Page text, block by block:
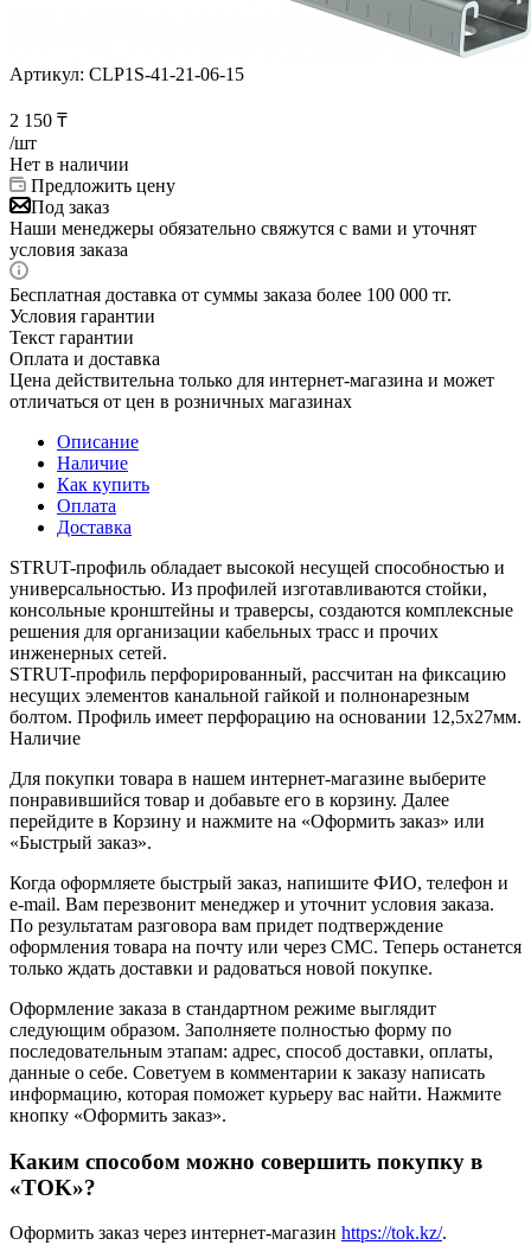
Артикул: CLP1S-41-21-06-15
2 150 ₸
/шт
Нет в наличии
Предложить цену
Под заказ
Наши менеджеры обязательно свяжутся с вами и уточнят
условия заказа
Бесплатная доставка от суммы заказа более 100 000 тг.
Условия гарантии
Текст гарантии
Оплата и доставка
Цена действительна только для интернет-магазина и может
отличаться от цен в розничных магазинах
Описание
Наличие
Как купить
Оплата
Доставка
STRUT-профиль обладает высокой несущей способностью и
универсальностью. Из профилей изготавливаются стойки,
консольные кронштейны и траверсы, создаются комплексные
решения для организации кабельных трасс и прочих
инженерных сетей.
STRUT-профиль перфорированный, рассчитан на фиксацию
несущих элементов канальной гайкой и полнонарезным
болтом. Профиль имеет перфорацию на основании 12,5х27мм.
Наличие
Для покупки товара в нашем интернет-магазине выберите
понравившийся товар и добавьте его в корзину. Далее
перейдите в Корзину и нажмите на «Оформить заказ» или
«Быстрый заказ».
Когда оформляете быстрый заказ, напишите ФИО, телефон и
e-mail. Вам перезвонит менеджер и уточнит условия заказа.
По результатам разговора вам придет подтверждение
оформления товара на почту или через СМС. Теперь останется
только ждать доставки и радоваться новой покупке.
Оформление заказа в стандартном режиме выглядит
следующим образом. Заполняете полностью форму по
последовательным этапам: адрес, способ доставки, оплаты,
данные о себе. Советуем в комментарии к заказу написать
информацию, которая поможет курьеру вас найти. Нажмите
кнопку «Оформить заказ».
Каким способом можно совершить покупку в
«TOK»?
Оформить заказ через интернет-магазин https://tok.kz/.